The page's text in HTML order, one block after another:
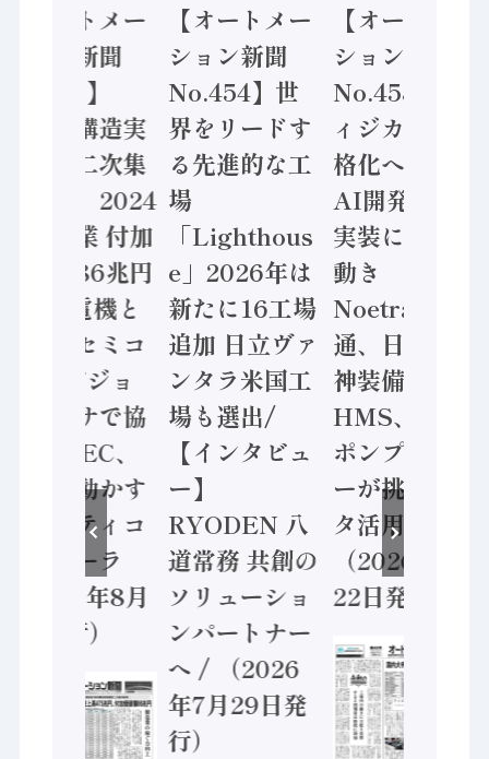
【オートメー
ション新聞
No.455】
「経済構造実
態調査二次集
計結果」2024
年製造業 付加
価値額86兆円
/ 三菱電機と
ソニーセミコ
ン AIビジョ
ンセンサで協
業 / IDEC、
安全に動かす
セーフティコ
ントローラ
（2026年8月
5日発行）
【オートメー
ション新聞
No.454】世
界をリードす
る先進的な工
場
「Lighthous
e」2026年は
新たに16工場
追加 日立ヴァ
ンタラ米国工
場も選出/
【インタビュ
ー】
RYODEN 八
道常務 共創の
ソリューショ
ンパートナー
へ / （2026
年7月29日発
行）
【オートメー
ション新聞
No.453】フ
ィジカルAI本
格化へ 国産
AI開発や社会
実装に活発な
動き
Noetra、富士
通、日立 / 兵
神装備 ×
HMS、老舗
ポンプメーカ
ーが挑むデー
タ活用 など
（2026年7月
22日発行）